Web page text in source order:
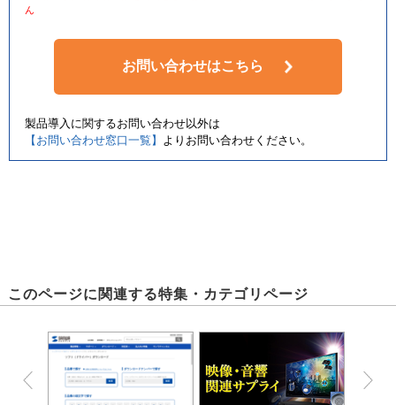
ん
お問い合わせはこちら
製品導入に関するお問い合わせ以外は
【お問い合わせ窓口一覧】 よりお問い合わせください。
このページに関連する特集・カテゴリページ